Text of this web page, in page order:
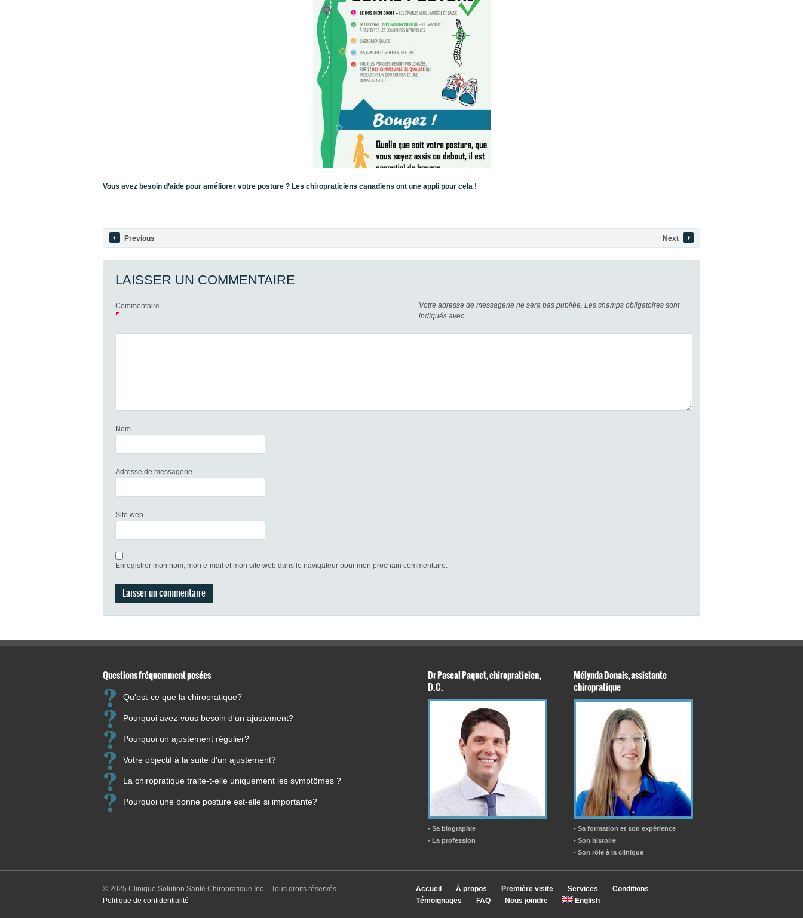
Vous avez besoin d’aide pour améliorer votre posture ? Les chiropraticiens canadiens ont une appli pour cela !
Previous Next
LAISSER UN COMMENTAIRE
Votre adresse de messagerie ne sera pas publiée. Les champs obligatoires sont
indiqués avec
Commentaire
Nom
Adresse de messagerie
Site web
Enregistrer mon nom, mon e-mail et mon site web dans le navigateur pour mon prochain commentaire.
Questions fréquemment posées
Qu'est-ce que la chiropratique?
Pourquoi avez-vous besoin d'un ajustement?
Pourquoi un ajustement régulier?
Votre objectif à la suite d'un ajustement?
La chiropratique traite-t-elle uniquement les symptômes ?
Pourquoi une bonne posture est-elle si importante?
Dr Pascal Paquet, chiropraticien,
D.C.
- Sa biographie
- La profession
Mélynda Donais, assistante
chiropratique
- Sa formation et son expérience
- Son histoire
- Son rôle à la clinique
© 2025 Clinique Solution Santé Chiropratique Inc. - Tous droits réservés
Politique de confidentialité
Accueil À propos Première visite Services
Conditions
Témoignages
FAQ Nous joindre English